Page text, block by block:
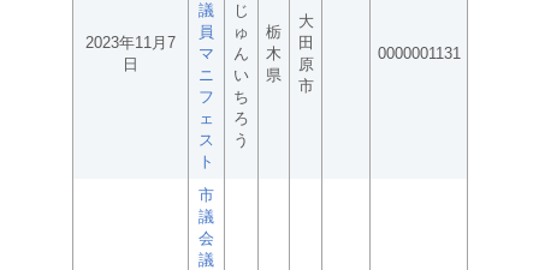
2023年11月7
日
議
員
マ
ニ
フ
ェ
ス
ト
じ
ゅ
ん
い
ち
ろ
う
栃
木
県
大
田
原
市
0000001131
市
議
会
議